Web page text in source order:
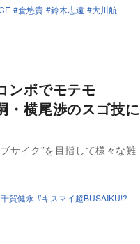
倉悠貴 鈴木志遠 大川航
ンボでモテモ
横尾渉のスゴ技に
サイク”を目指して様々な難
千賀健永 キスマイ超BUSAIKU!?